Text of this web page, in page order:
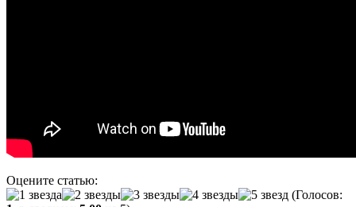
Оцените статью:
(Голосов: